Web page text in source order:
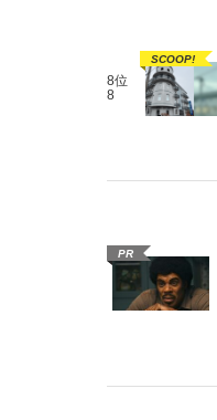
8位
8
SCOOP!
PR